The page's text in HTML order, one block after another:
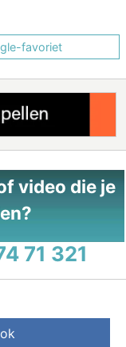
favoriet
video die je
71 321